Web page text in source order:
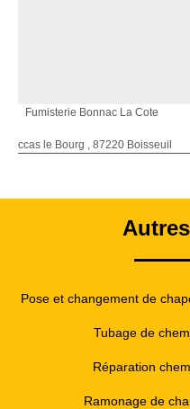
Fumisterie Bonnac La Cote
ccas le Bourg , 87220 Boisseuil
Pose et changement de
Tubage de
Réparation
Ramonage de